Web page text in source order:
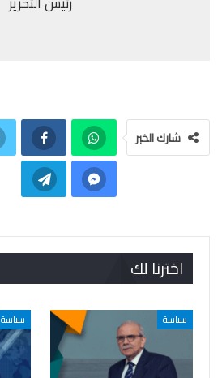
شارك الخبر
اخترنا لك
سياسة سياسة